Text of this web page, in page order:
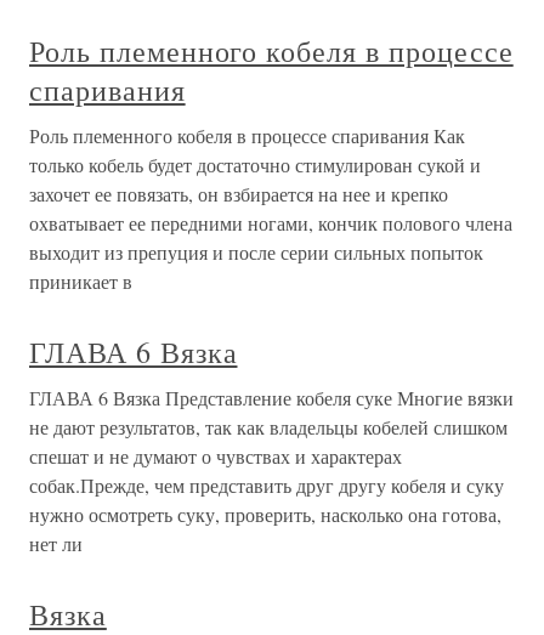
Роль племенного кобеля в процессе
спаривания
Роль племенного кобеля в процессе спаривания Как
только кобель будет достаточно стимулирован сукой и
захочет ее повязать, он взбирается на нее и крепко
охватывает ее передними ногами, кончик полового члена
выходит из препуция и после серии сильных попыток
приникает в
ГЛАВА 6 Вязка
ГЛАВА 6 Вязка Представление кобеля суке Многие вязки
не дают результатов, так как владельцы кобелей слишком
спешат и не думают о чувствах и характерах
собак.Прежде, чем представить друг другу кобеля и суку
нужно осмотреть суку, проверить, насколько она готова,
нет ли
Вязка